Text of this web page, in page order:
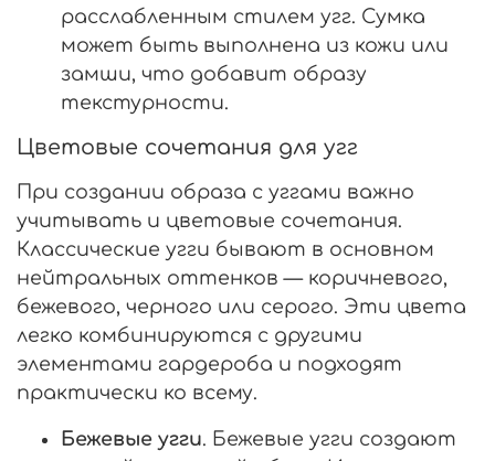
расслабленным стилем угг. Сумка
может быть выполнена из кожи или
замши, что добавит образу
текстурности.
Цветовые сочетания для угг
При создании образа с уггами важно
учитывать и цветовые сочетания.
Классические угги бывают в основном
нейтральных оттенков — коричневого,
бежевого, черного или серого. Эти цвета
легко комбинируются с другими
элементами гардероба и подходят
практически ко всему.
Бежевые угги. Бежевые угги создают